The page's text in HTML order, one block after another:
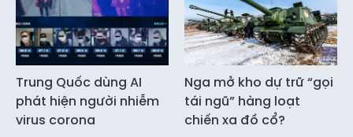
Trung Quốc dùng AI
phát hiện người nhiễm
virus corona
Nga mở kho dự trữ “gọi
tái ngũ” hàng loạt
chiến xa đồ cổ?